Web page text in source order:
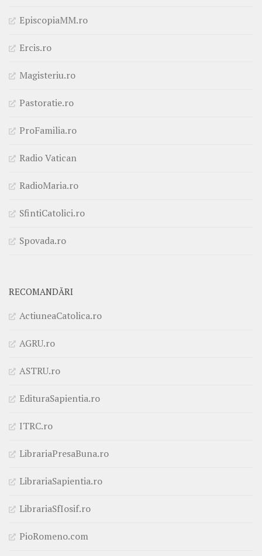
EpiscopiaMM.ro
Ercis.ro
Magisteriu.ro
Pastoratie.ro
ProFamilia.ro
Radio Vatican
RadioMaria.ro
SfintiCatolici.ro
Spovada.ro
RECOMANDĂRI
ActiuneaCatolica.ro
AGRU.ro
ASTRU.ro
EdituraSapientia.ro
ITRC.ro
LibrariaPresaBuna.ro
LibrariaSapientia.ro
LibrariaSfIosif.ro
PioRomeno.com